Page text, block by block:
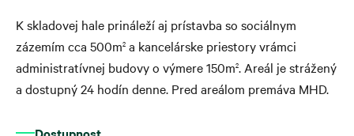
K skladovej hale prináleží aj prístavba so sociálnym
zázemím cca 500m2 a kancelárske priestory vrámci
administratívnej budovy o výmere 150m2. Areál je strážený
a dostupný 24 hodín denne. Pred areálom premáva MHD.
Dostupnost